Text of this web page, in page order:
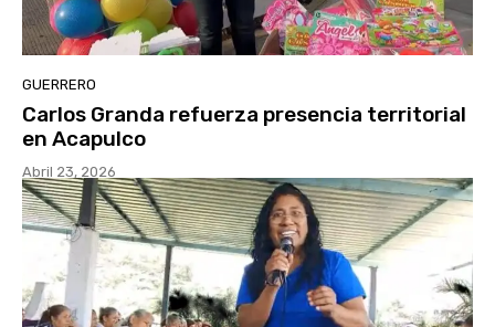
GUERRERO
Carlos Granda refuerza presencia territorial
en Acapulco
Abril 23, 2026